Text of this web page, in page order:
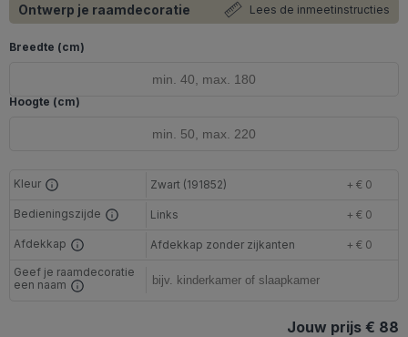
Ontwerp je raamdecoratie Lees de inmeetinstructies
Breedte (cm)
Hoogte (cm)
Kleur Zwart (191852) + € 0
Bedieningszijde Links + € 0
Afdekkap Afdekkap zonder zijkanten
+ € 0
Geef je raamdecoratie
een naam
Jouw prijs € 88